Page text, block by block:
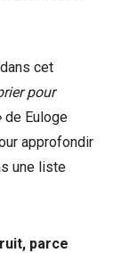
cet
pour
de Euloge
approfondir
une liste
parce